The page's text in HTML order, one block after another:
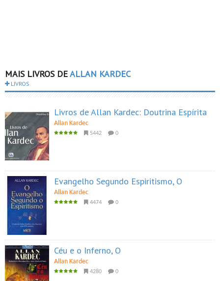
MAIS LIVROS DEALLAN KARDEC
LIVROS
Livros de Allan Kardec: Doutrina Espírita
Allan Kardec
5442 0
Evangelho Segundo Espiritismo, O
Allan Kardec
4474 0
Céu e o Inferno, O
Allan Kardec
4280 0